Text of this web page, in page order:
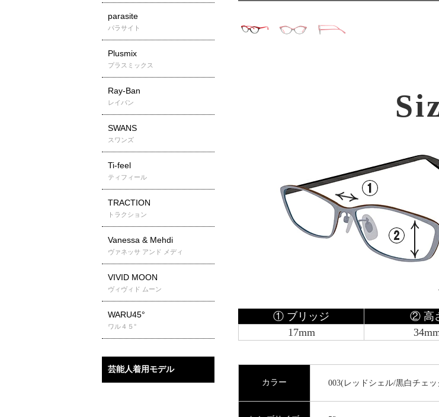
parasite
パラサイト
Plusmix
プラスミックス
Ray-Ban
レイバン
SWANS
スワンズ
Ti-feel
ティフィール
TRACTION
トラクション
Vanessa & Mehdi
ヴァネッサ アンド メディ
VIVID MOON
ヴィヴィド ムーン
WARU45°
ワル４５°
芸能人着用モデル